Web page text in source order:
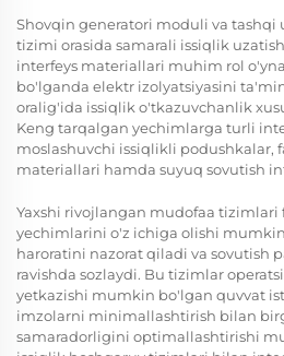
Shovqin generatori moduli va tashqi
tizimi orasida samarali issiqlik
interfeys materiallari muhim rol
bo'lganda elektr izolyatsiyasini
oralig'ida issiqlik o'tkazuvchanlik
Keng tarqalgan yechimlarga turli
moslashuvchi issiqlikli podushkalar,
materiallari hamda suyuq sovutish
Yaxshi rivojlangan mudofaa tizimlari
yechimlarini o'z ichiga olishi
haroratini nazorat qiladi va sovutish
ravishda sozlaydi. Bu tizimlar
yetkazishi mumkin bo'lgan quvvat
imzolarni minimallashtirish bilan
samaradorligini optimallashtirishi